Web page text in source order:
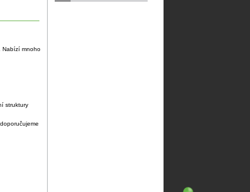
Nabízí mnoho
struktury